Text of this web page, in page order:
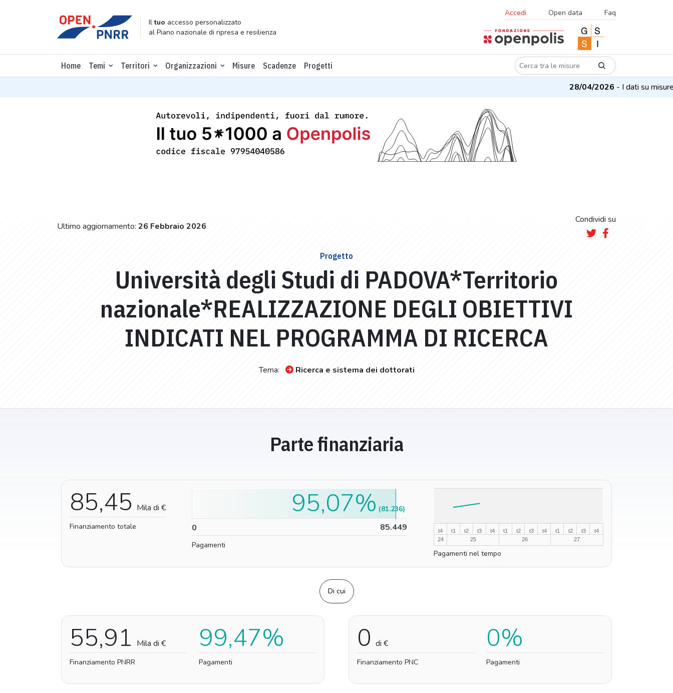
Iltuo accesso personalizzato
al Piano nazionale di ripresa e resilienza
Accedi Open data Faq
Home Temi Territori Organizzazioni Misure Scadenze Progetti
28/04/2026- I dati su misure e
Ultimo aggiornamento: 26 Febbraio 2026
Condividi su
Progetto
Università degli Studi di PADOVA*Territorio
nazionale*REALIZZAZIONE DEGLI OBIETTIVI
INDICATI NEL PROGRAMMA DI RICERCA
Tema: Ricerca e sistema dei dottorati
Parte finanziaria
85,45 Mila di €
Finanziamento totale 0 85.449
95,07% (81.236)
Pagamenti
t4
24
t1
25
t2 t3 t4
t1
26
t2 t3 t4
t1
27
t2 t3 t4
Pagamenti nel tempo
Di cui
55,91 Mila di €
Finanziamento PNRR
99,47%
Pagamenti
0 di €
Finanziamento PNC
0%
Pagamenti